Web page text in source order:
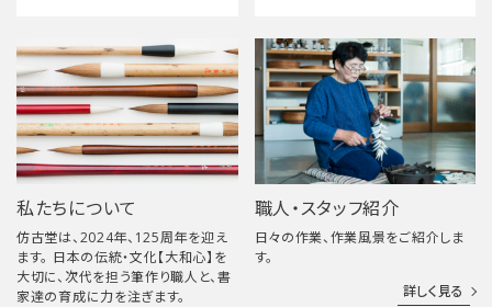
私たちについて
仿古堂は、2024年、125周年を迎え
ます。 日本の伝統・文化【大和心】を
大切に、次代を担う筆作り職人と、書
家達の育成に力を注ぎます。
職人・スタッフ紹介
日々の作業、作業風景をご紹介しま
す。
詳しく見る